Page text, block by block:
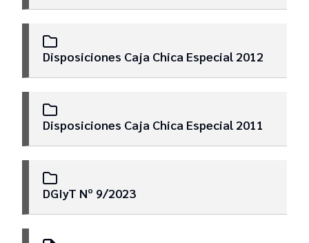
Disposiciones Caja Chica Especial 2012
Disposiciones Caja Chica Especial 2011
DGIyT Nº 9/2023